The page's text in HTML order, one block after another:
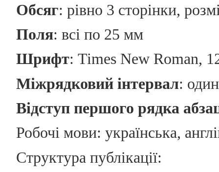
Обсяг: рівно 3 сторінки,
Поля: всі по 25 мм
Шрифт: Times New Roman,
Міжрядковий інтервал:
Відступ першого рядка
Робочі мови: українська,
Структура публікації: